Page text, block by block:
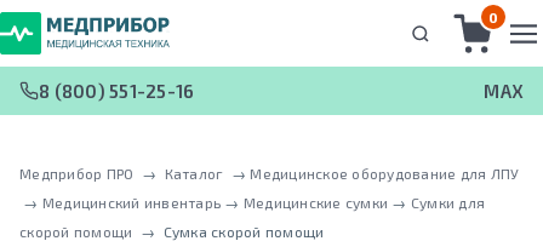
0
8 (800) 551-25-16 MAX
Медприбор ПРО → Каталог → Медицинское оборудование для ЛПУ
→ Медицинский инвентарь → Медицинские сумки → Сумки для
скорой помощи
→ Сумка скорой помощи